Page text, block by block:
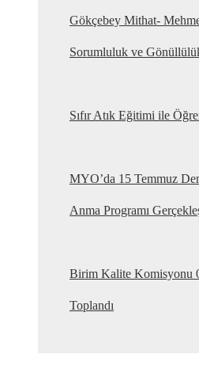
Gökçebey Mithat-
Sorumluluk ve
Sıfır Atık Eğitimi ile
MYO’da 15 Temmuz
Anma Programı
Birim Kalite Komisyonu
Toplandı